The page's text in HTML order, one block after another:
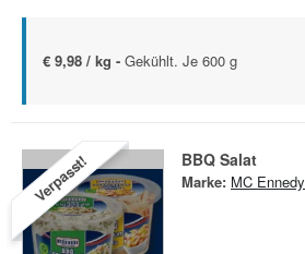
€ 9,98 / kg - Gekühlt. Je 600 g
Verpasst! BBQ Salat
Marke: MC Ennedy